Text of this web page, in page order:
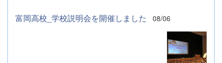
富岡高校_学校説明会を開催しました 08/06